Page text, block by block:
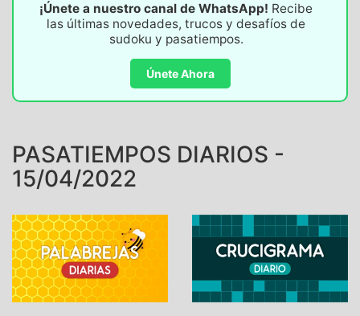
¡Únete a nuestro canal de WhatsApp! Recibe
las últimas novedades, trucos y desafíos de
sudoku y pasatiempos.
Únete Ahora
PASATIEMPOS DIARIOS -
15/04/2022